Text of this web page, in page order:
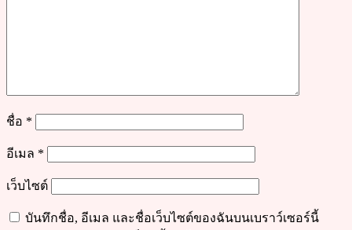
ชื่อ *
อีเมล *
เว็บไซต์
บันทึกชื่อ, อีเมล และชื่อเว็บไซต์ของฉันบนเบราว์เซอร์นี้